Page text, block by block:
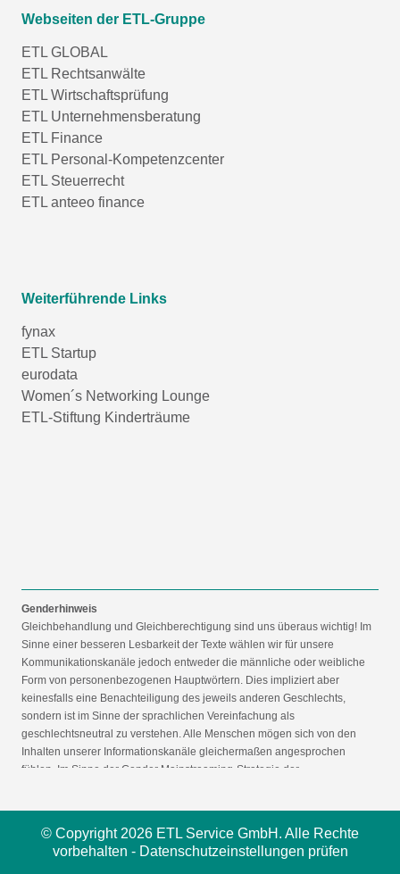
Webseiten der ETL-Gruppe
ETL GLOBAL
ETL Rechtsanwälte
ETL Wirtschaftsprüfung
ETL Unternehmensberatung
ETL Finance
ETL Personal-Kompetenzcenter
ETL Steuerrecht
ETL anteeo finance
Weiterführende Links
fynax
ETL Startup
eurodata
Women´s Networking Lounge
ETL-Stiftung Kinderträume
Genderhinweis
Gleichbehandlung und Gleichberechtigung sind uns überaus wichtig! Im
Sinne einer besseren Lesbarkeit der Texte wählen wir für unsere
Kommunikationskanäle jedoch entweder die männliche oder weibliche
Form von personenbezogenen Hauptwörtern. Dies impliziert aber
keinesfalls eine Benachteiligung des jeweils anderen Geschlechts,
sondern ist im Sinne der sprachlichen Vereinfachung als
geschlechtsneutral zu verstehen. Alle Menschen mögen sich von den
Inhalten unserer Informationskanäle gleichermaßen angesprochen
fühlen. Im Sinne der Gender Mainstreaming-Strategie der
© Copyright 2026 ETL Service GmbH. Alle Rechte
vorbehalten - Datenschutzeinstellungen prüfen